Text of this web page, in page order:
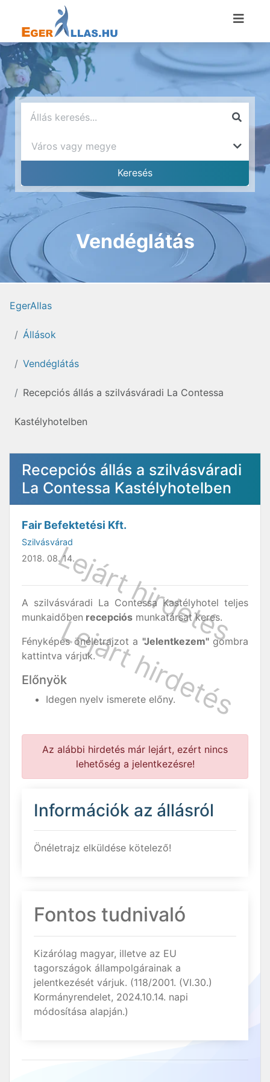
Vendéglátás
EgerAllas
Állások
Vendéglátás
Recepciós állás a szilvásváradi La Contessa
Kastélyhotelben
Recepciós állás a szilvásváradi
La Contessa Kastélyhotelben
Fair Befektetési Kft.
Szilvásvárad
2018. 08. 14.
A szilvásváradi La Contessa Kastélyhotel teljes
munkaidőben recepciós munkatársat keres.
Fényképes önéletrajzot a "Jelentkezem"gombra
kattintva várjuk.
Előnyök
Idegen nyelv ismerete előny.
Az alábbi hirdetés már lejárt, ezért nincs
lehetőség a jelentkezésre!
Információk az állásról
Önéletrajz elküldése kötelező!
Fontos tudnivaló
Kizárólag magyar, illetve az EU
tagországok állampolgárainak a
jelentkezését várjuk. (118/2001. (VI.30.)
Kormányrendelet, 2024.10.14. napi
módosítása alapján.)